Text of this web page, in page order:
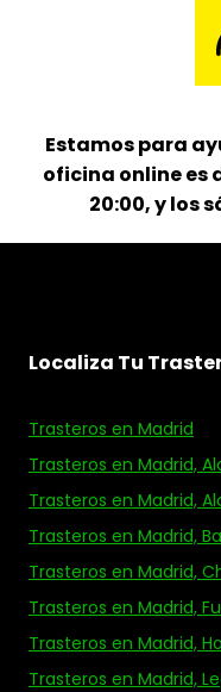
Estamos para
oficina online es
20:00, y los
Localiza Tu
Trasteros en Madrid
Trasteros en Madrid,
Trasteros en Madrid,
Trasteros en Madrid,
Trasteros en Madrid,
Trasteros en Madrid,
Trasteros en Madrid,
Trasteros en Madrid,